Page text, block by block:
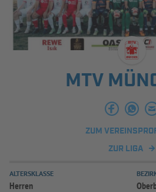
AUSBILDUNG & FÖRDERUNG
INFOTHEK
MTV
ZUM
ZUR LIGA
ALTERSKLASSE
Herren